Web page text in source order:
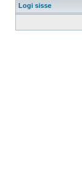
Logi sisse